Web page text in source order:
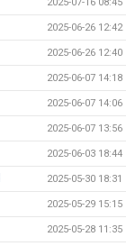
2025-06-26 12:42
2025-06-26 12:40
2025-06-07 14:18
2025-06-07 14:06
2025-06-07 13:56
2025-06-03 18:44
2025-05-30 18:31
2025-05-29 15:15
2025-05-28 11:35